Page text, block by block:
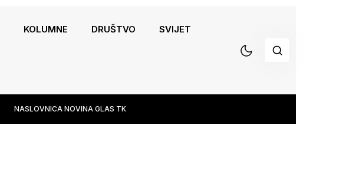
KOLUMNE DRUŠTVO SVIJET
NASLOVNICA NOVINA GLAS TK